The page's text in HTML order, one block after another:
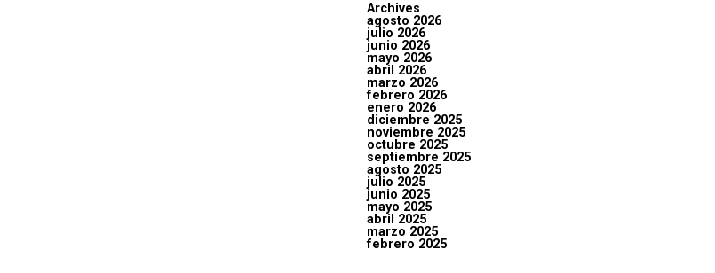
Archives
agosto 2026
julio 2026
junio 2026
mayo 2026
abril 2026
marzo 2026
febrero 2026
enero 2026
diciembre 2025
noviembre 2025
octubre 2025
septiembre 2025
agosto 2025
julio 2025
junio 2025
mayo 2025
abril 2025
marzo 2025
febrero 2025